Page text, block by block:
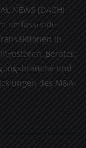
NEWS (DACH)
umfassende
in
Berater,
und
des M&A-